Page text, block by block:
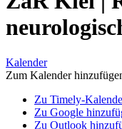
Kalender
Zum Kalender
Zu Timely-
Zu Google
Zu Outlook